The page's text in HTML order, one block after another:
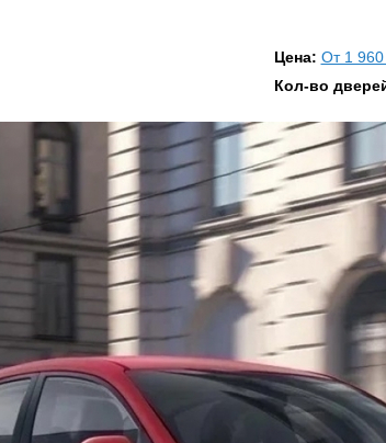
Цена: От 1 960
Кол-во